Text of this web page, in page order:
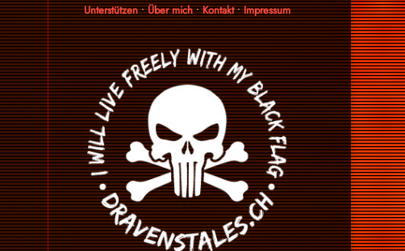
Unterstützen•Über mich•Kontakt•Impressum